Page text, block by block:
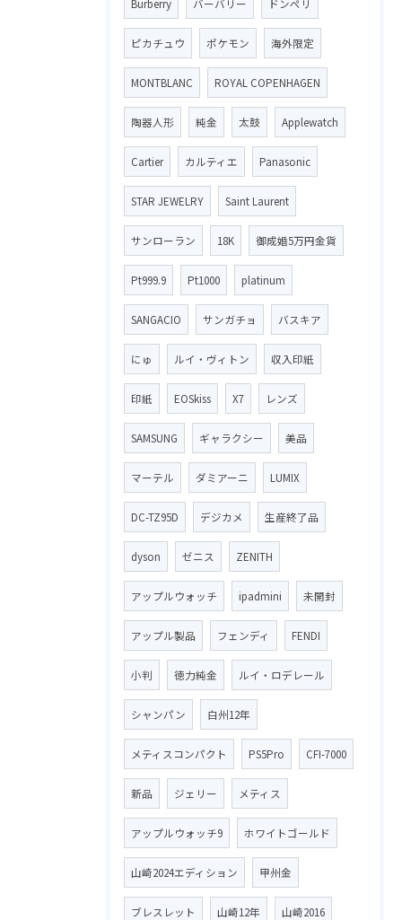
Burberry バーバリー ドンペリ
ピカチュウ ポケモン 海外限定
MONTBLANC ROYAL COPENHAGEN
陶器人形 純金 太鼓 Applewatch
Cartier カルティエ Panasonic
STAR JEWELRY Saint Laurent
サンローラン 18K 御成婚5万円金貨
Pt999.9 Pt1000 platinum
SANGACIO サンガチョ バスキア
にゅ ルイ・ヴィトン 収入印紙
印紙 EOSkiss X7 レンズ
SAMSUNG ギャラクシー 美品
マーテル ダミアーニ LUMIX
DC-TZ95D デジカメ 生産終了品
dyson ゼニス ZENITH
アップルウォッチ ipadmini 未開封
アップル製品 フェンディ FENDI
小判 徳力純金 ルイ・ロデレール
シャンパン 白州12年
メティスコンパクト PS5Pro CFI-7000
新品 ジェリー メティス
アップルウォッチ9 ホワイトゴールド
山崎2024エディション 甲州金
ブレスレット 山崎12年 山崎2016